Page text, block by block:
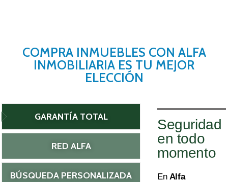
COMPRA INMUEBLES CON ALFA
INMOBILIARIA ES TU MEJOR
ELECCIÓN
GARANTÍA TOTAL
RED ALFA
BÚSQUEDA PERSONALIZADA
Seguridad
en todo
momento
En Alfa